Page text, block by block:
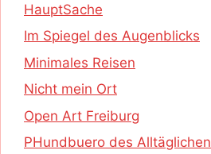
HauptSache
Im Spiegel des Augenblicks
Minimales Reisen
Nicht mein Ort
Open Art Freiburg
PHundbuero des Alltäglichen